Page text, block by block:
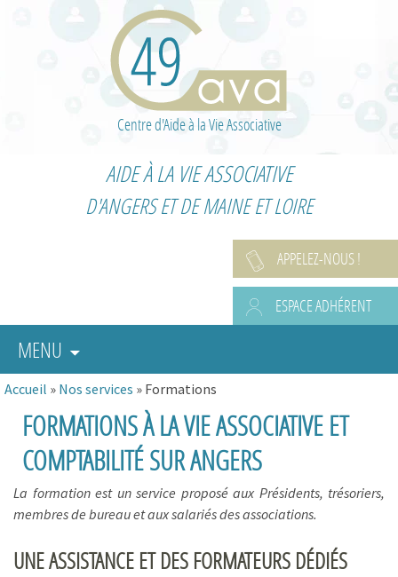
Centre d'Aide à la Vie Associative
AIDE À LA VIE ASSOCIATIVE
D'ANGERS ET DE MAINE ET LOIRE
APPELEZ-NOUS !
ESPACE ADHÉRENT
MENU
Accueil » Nos services » Formations
FORMATIONS À LA VIE ASSOCIATIVE ET
COMPTABILITÉ SUR ANGERS
La formation est un service proposé aux Présidents, trésoriers,
membres de bureau et aux salariés des associations.
UNE ASSISTANCE ET DES FORMATEURS DÉDIÉS